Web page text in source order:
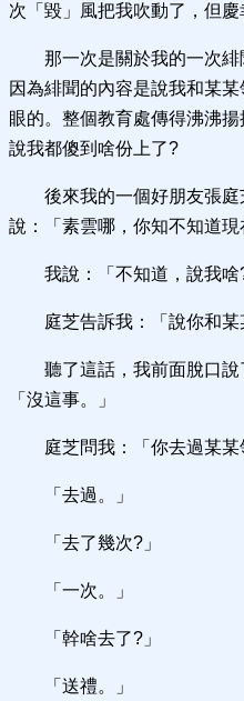
次「毀」風把我吹動了，但慶
那一次是關於我的一次緋
因為緋聞的內容是說我和某
眼的。整個教育處傳得沸沸
說我都傻到啥份上了?
後來我的一個好朋友張
說：「素雲哪，你知不知道現
我說：「不知道，說我啥?
庭芝告訴我：「說你和某
聽了這話，我前面脫口說
「沒這事。」
庭芝問我：「你去過某某
「去過。」
「去了幾次?」
「一次。」
「幹啥去了?」
「送禮。」